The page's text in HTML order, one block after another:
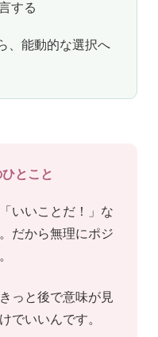
する
、能動的な選択へ
とこと
いいことだ！」な
だから無理にポジ
っと後で意味が見
でいいんです。